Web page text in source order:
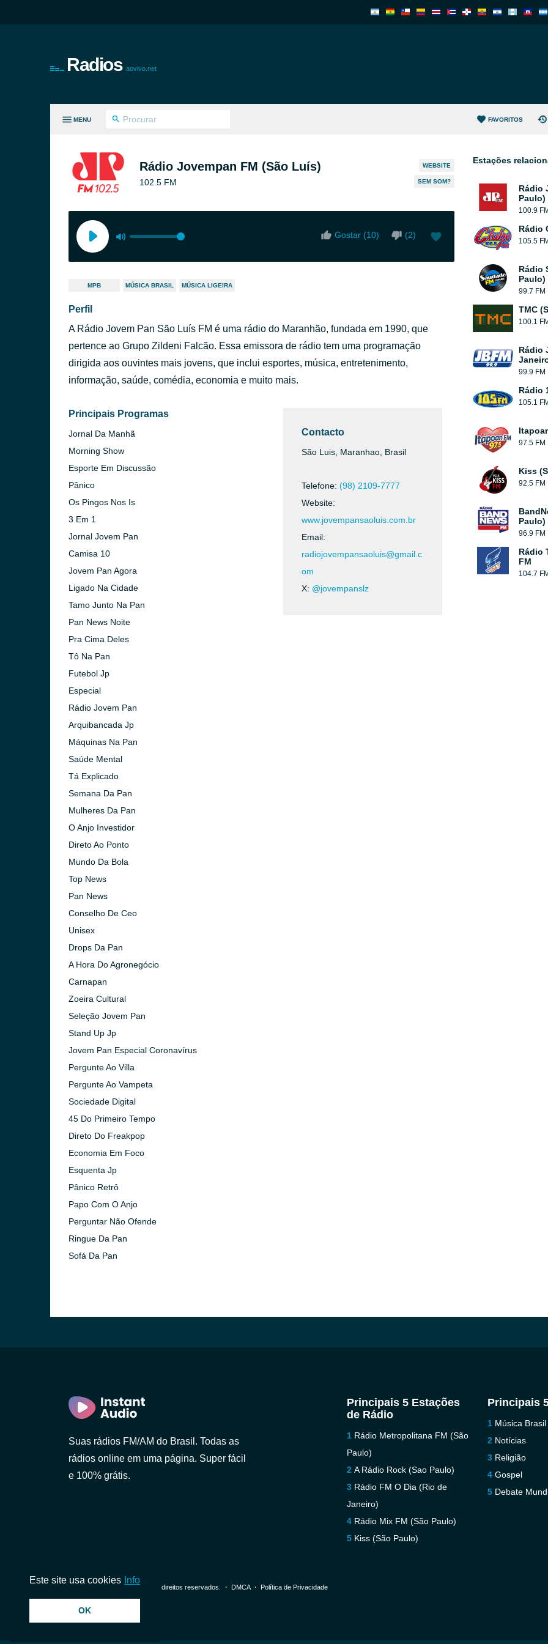
Radios aovivo.net
MENU FAVORITOS
Rádio Jovempan FM (São Luís)
102.5 FM
WEBSITE
SEM SOM?
Gostar (10) (2)
MPB MÚSICA BRASIL MÚSICA LIGEIRA
Perfil
A Rádio Jovem Pan São Luís FM é uma rádio do Maranhão, fundada em 1990, que
pertence ao Grupo Zildeni Falcão. Essa emissora de rádio tem uma programação
dirigida aos ouvintes mais jovens, que inclui esportes, música, entretenimento,
informação, saúde, comédia, economia e muito mais.
Principais Programas
Jornal Da Manhã
Morning Show
Esporte Em Discussão
Pânico
Os Pingos Nos Is
3 Em 1
Jornal Jovem Pan
Camisa 10
Jovem Pan Agora
Ligado Na Cidade
Tamo Junto Na Pan
Pan News Noite
Pra Cima Deles
Tô Na Pan
Futebol Jp
Especial
Rádio Jovem Pan
Arquibancada Jp
Máquinas Na Pan
Saúde Mental
Tá Explicado
Semana Da Pan
Mulheres Da Pan
O Anjo Investidor
Direto Ao Ponto
Mundo Da Bola
Top News
Pan News
Conselho De Ceo
Unisex
Drops Da Pan
A Hora Do Agronegócio
Carnapan
Zoeira Cultural
Seleção Jovem Pan
Stand Up Jp
Jovem Pan Especial Coronavírus
Pergunte Ao Villa
Pergunte Ao Vampeta
Sociedade Digital
45 Do Primeiro Tempo
Direto Do Freakpop
Economia Em Foco
Esquenta Jp
Pânico Retrô
Papo Com O Anjo
Perguntar Não Ofende
Ringue Da Pan
Sofá Da Pan
Contacto
São Luis, Maranhao, Brasil
Telefone: (98) 2109-7777
Website:
www.jovempansaoluis.com.br
Email:
radiojovempansaoluis@gmail.c
om
X: @jovempanslz
Estações
Rádio
Paulo)
100.9 FM
Rádio
105.5 FM
Rádio
Paulo)
99.7 FM
TMC
100.1 FM
Rádio
99.9 FM
Rádio
105.1 FM
97.5 FM
Kiss
92.5 FM
Paulo)
96.9 FM
Rádio
FM
104.7 FM
Suas rádios FM/AM do Brasil. Todas as
rádios online em uma página. Super fácil
e 100% grátis.
Principais 5 Estações
de Rádio
Rádio Metropolitana FM (São
Paulo)
A Rádio Rock (Sao Paulo)
Rádio FM O Dia (Rio de
Janeiro)
Rádio Mix FM (São Paulo)
Kiss (São Paulo)
Principais
Música Brasil
Notícias
Religião
Gospel
Debate
© 2026 InstantAudio. Todos os direitos reservados. ・ DMCA・ Política de Privacidade
Este site usa cookies Info
OK